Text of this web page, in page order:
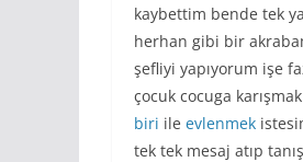
kaybettim bende tek
herhan gibi bir
şefliyi yapıyorum işe
çocuk cocuga
biri ile evlenmek
tek tek mesaj atıp